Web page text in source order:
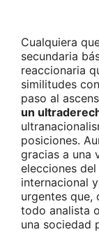
Cualquiera
secundaria
reaccionaria
similitudes
paso al
un
posiciones.
gracias a una
elecciones
internacional
urgentes que,
todo analista
una sociedad